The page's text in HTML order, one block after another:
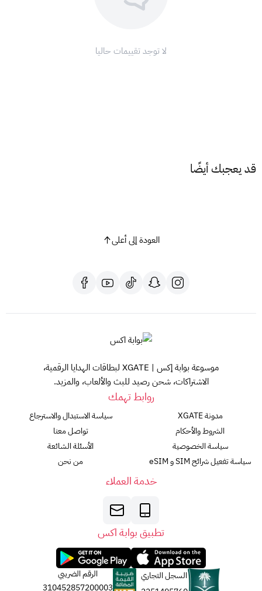
لا توجد تقييمات حاليا
قد يعجبك أيضًا
العودة إلى أعلى
موسوعة بوابة إكس | XGATE لبطاقات الهدايا الرقمية،
الاشتراكات، شحن رصيد للبث والألعاب، والمزيد.
روابط تهمك
مدونة XGATE
الشروط والأحكام
سياسة الخصوصية
سياسة تفعيل شرائح SIM و eSIM
سياسة الاستبدال والاسترجاع
تواصل معنا
الأسئلة الشائعة
من نحن
خدمة العملاء
تطبيق بوابة اكس
السجل التجاري
الرقم الضريبي
310452857200003